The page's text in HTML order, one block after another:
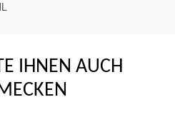
IHNEN AUCH